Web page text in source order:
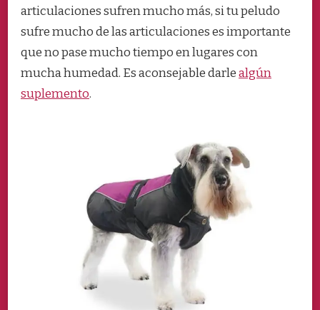
articulaciones sufren mucho más, si tu peludo
sufre mucho de las articulaciones es importante
que no pase mucho tiempo en lugares con
mucha humedad. Es aconsejable darlealgún
suplemento.